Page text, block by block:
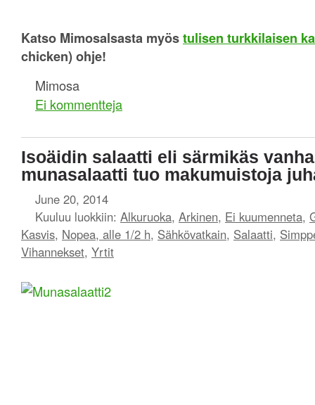
Katso Mimosalsasta myöstulisen turkkilaisen
chicken) ohje!
Mimosa
Ei kommentteja
Isoäidin salaatti eli särmikäs
munasalaatti tuo makumuistoja
June 20, 2014
Kuuluu luokkiin: Alkuruoka, Arkinen, Ei kuumenneta,
Kasvis, Nopea, alle 1/2 h, Sähkövatkain, Salaatti,
Vihannekset, Yrtit